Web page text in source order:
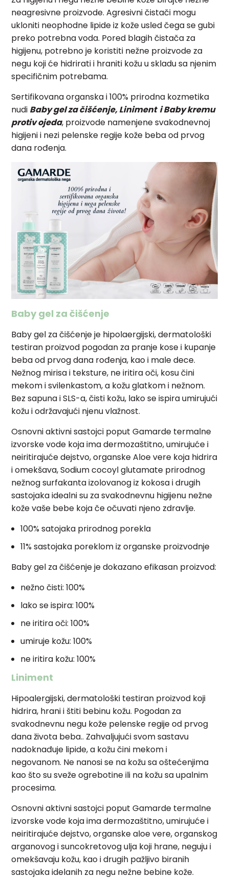
neagresivne proizvode. Agresivni čistači mogu
ukloniti neophodne lipide iz kože usled čega se gubi
preko potrebna voda. Pored blagih čistača za
higijenu, potrebno je koristiti nežne proizvode za
negu koji će hidrirati i hraniti kožu u skladu sa njenim
specifičnim potrebama.
Sertifikovana organska i 100% prirodna kozmetika
nudi Baby gel za čišćenje, Liniment i Baby kremu
protiv ojeda, proizvode namenjene svakodnevnoj
higijeni i nezi pelenske regije kože beba od prvog
dana rođenja.
Baby gel za čišćenje
Baby gel za čišćenje je hipolaergijski, dermatološki
testiran proizvod pogodan za pranje kose i kupanje
beba od prvog dana rođenja, kao i male dece.
Nežnog mirisa i teksture, ne iritira oči, kosu čini
mekom i svilenkastom, a kožu glatkom i nežnom.
Bez sapuna i SLS-a, čisti kožu, lako se ispira umirujući
kožu i održavajući njenu vlažnost.
Osnovni aktivni sastojci poput Gamarde termalne
izvorske vode koja ima dermozaštitno, umirujuće i
neiritirajuće dejstvo, organske Aloe vere koja hidrira
i omekšava, Sodium cocoyl glutamate prirodnog
nežnog surfakanta izolovanog iz kokosa i drugih
sastojaka idealni su za svakodnevnu higijenu nežne
kože vaše bebe koja če očuvati njeno zdravlje.
100% satojaka prirodnog porekla
11% sastojaka poreklom iz organske proizvodnje
Baby gel za čišćenje je dokazano efikasan proizvod:
nežno čisti: 100%
lako se ispira: 100%
ne iritira oči: 100%
umiruje kožu: 100%
ne iritira kožu: 100%
Liniment
Hipoalergijski, dermatološki testiran proizvod koji
hidrira, hrani i štiti bebinu kožu. Pogodan za
svakodnevnu negu kože pelenske regije od prvog
dana života beba.. Zahvaljujući svom sastavu
nadoknađuje lipide, a kožu čini mekom i
negovanom. Ne nanosi se na kožu sa oštećenjima
kao što su sveže ogrebotine ili na kožu sa upalnim
procesima.
Osnovni aktivni sastojci poput Gamarde termalne
izvorske vode koja ima dermozaštitno, umirujuće i
neiritirajuće dejstvo, organske aloe vere, organskog
arganovog i suncokretovog ulja koji hrane, neguju i
omekšavaju kožu, kao i drugih pažljivo biranih
sastojaka idelanih za negu nežne bebine kože.